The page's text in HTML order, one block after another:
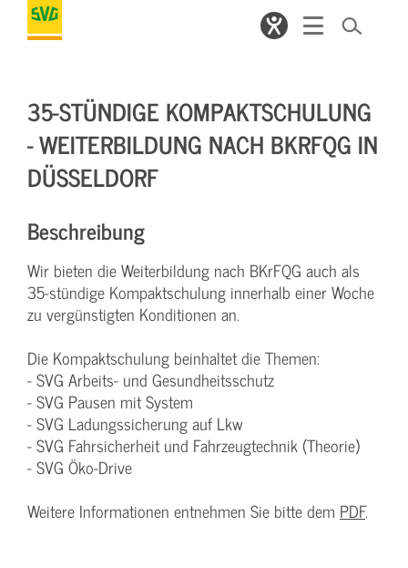
35-STÜNDIGE KOMPAKTSCHULUNG
- WEITERBILDUNG NACH BKRFQG IN
DÜSSELDORF
Beschreibung
Wir bieten die Weiterbildung nach BKrFQG auch als
35-stündige Kompaktschulung innerhalb einer Woche
zu vergünstigten Konditionen an.
Die Kompaktschulung beinhaltet die Themen:
- SVG Arbeits- und Gesundheitsschutz
- SVG Pausen mit System
- SVG Ladungssicherung auf Lkw
- SVG Fahrsicherheit und Fahrzeugtechnik (Theorie)
- SVG Öko-Drive
Weitere Informationen entnehmen Sie bitte dem PDF.